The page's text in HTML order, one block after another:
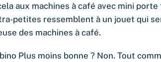
aux machines à café avec mini
petites ressemblent à un jouet qui
des machines à café.
Plus moins bonne ? Non. Tout